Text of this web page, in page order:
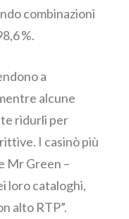
combinazioni
%.
a
alcune
ridurli per
I casinò più
Mr Green –
loro cataloghi,
alto RTP”.